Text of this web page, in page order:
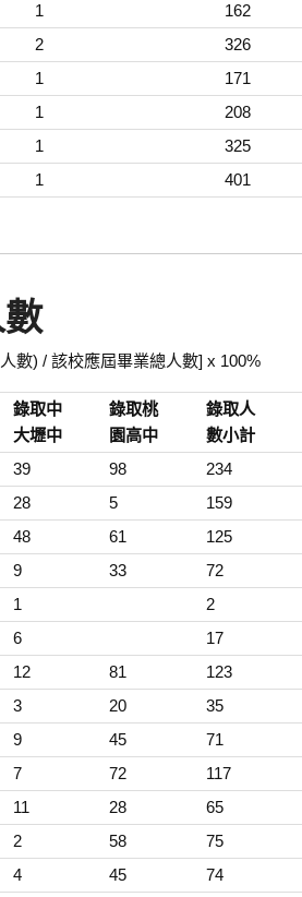
1 162
2 326
1 171
1 208
1 325
1 401
數) / 該校應屆畢業總人數] x 100%
錄取中
大壢中
錄取桃
園高中
錄取人
數小計
39 98 234
28 5 159
48 61 125
9 33 72
1 2
6 17
12 81 123
3 20 35
9 45 71
7 72 117
11 28 65
2 58 75
4 45 74